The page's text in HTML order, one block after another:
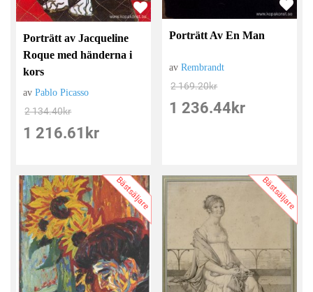
Porträtt av Jacqueline
Roque med händerna i
kors
avPablo Picasso
2 134.40kr
1 216.61 kr
Porträtt Av En Man
avRembrandt
2 169.20kr
1 236.44 kr
Bästsäljare Bästsäljare